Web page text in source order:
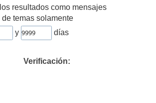
resultados como mensajes
temas solamente
y días
Verificación: